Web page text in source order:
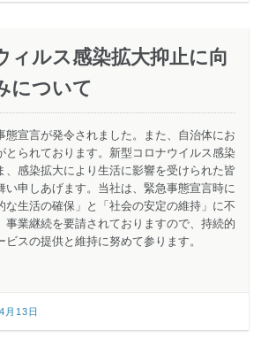
ィルス感染拡大抑止に向
について
態宣言が発令されました。また、自治体にお
とられております。新型コロナウイルス感染
、感染拡大により生活に影響を受けられた皆
い申しあげます。当社は、緊急事態宣言時に
な生活の確保」と「社会の安定の維持」に不
事業継続を要請されておりますので、持続的
スの提供と維持に努めて参ります。
月13日